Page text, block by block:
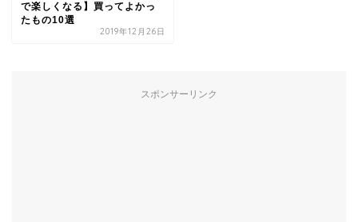
で楽しくなる】買ってよかっ
たもの10選
2019年12月26日
スポンサーリンク